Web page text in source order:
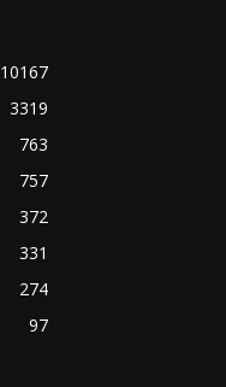
10167
3319
763
757
372
331
274
97